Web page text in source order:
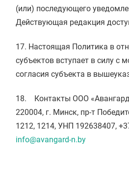
(или) последующего
Действующая редакция
17. Настоящая Политика в
субъектов вступает в силу с
согласия субъекта в
18. Контакты ООО
220004, г. Минск, пр-т
1212, 1214, УНП 192638407,
info@avangard-n.by